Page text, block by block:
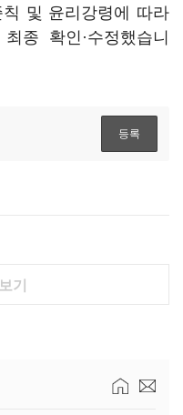
및 윤리강령에 따라
종 확인·수정했습니
기